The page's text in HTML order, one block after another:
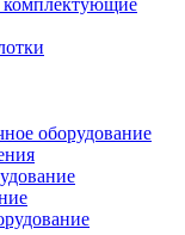
комплектующие
оборудование